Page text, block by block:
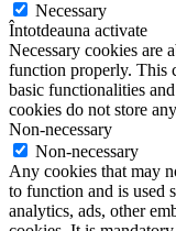
Necessary
Întotdeauna activate
Necessary cookies are
function properly. This
basic functionalities
cookies do not store
Non-necessary
Non-necessary
Any cookies that may
to function and is used
analytics, ads, other